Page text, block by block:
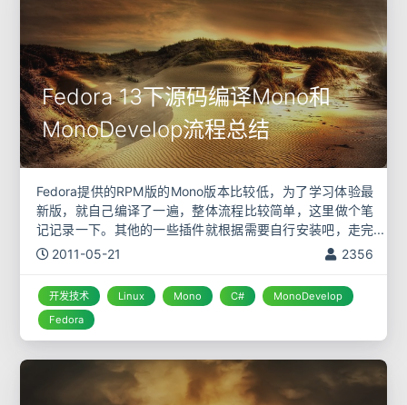
Fedora 13下源码编译Mono和
MonoDevelop流程总结
Fedora提供的RPM版的Mono版本比较低，为了学习体验最
新版，就自己编译了一遍，整体流程比较简单，这里做个笔
记记录一下。其他的一些插件就根据需要自行安装吧，走完
这个流程，其他的就是小意思啦。 以下安装的版本为目前最
2011-05-21 2356
开发技术 Linux Mono C#
MonoDevelop
Fedora